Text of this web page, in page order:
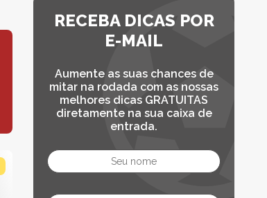
RECEBA DICAS POR
E-MAIL
Aumente as suas chances de
mitar na rodada com as nossas
melhores dicas GRATUITAS
diretamente na sua caixa de
entrada.